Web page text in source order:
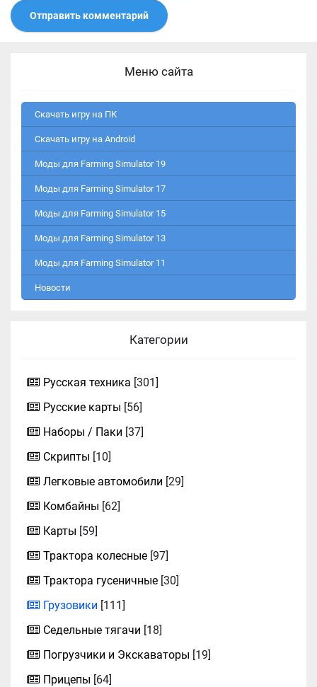
Отправить комментарий
Меню сайта
Скачать игру на ПК
Скачать игру на Android
Моды для Farming Simulator 19
Моды для Farming Simulator 17
Моды для Farming Simulator 15
Моды для Farming Simulator 13
Моды для Farming Simulator 11
Новости
Категории
Русская техника [301]
Русские карты [56]
Наборы / Паки [37]
Скрипты [10]
Легковые автомобили [29]
Комбайны [62]
Карты [59]
Трактора колесные [97]
Трактора гусеничные [30]
Грузовики [111]
Седельные тягачи [18]
Погрузчики и Экскаваторы [19]
Прицепы [64]